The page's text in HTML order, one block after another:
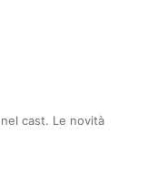
cast. Le novità